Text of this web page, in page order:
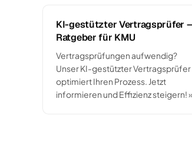
KI-gestützter Vertragsprüfer
Ratgeber für KMU
Vertragsprüfungen aufwendig?
Unser KI-gestützter Vertragsprüfer
optimiert Ihren Prozess. Jetzt
informieren und Effizienz steigern! »